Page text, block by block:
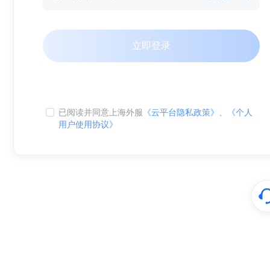
立即登录
已阅读并同意上海外服 《云平台隐私政策》
《个人
用户使用协议》